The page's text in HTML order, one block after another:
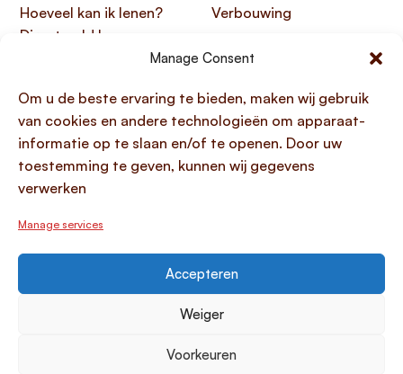
Manage Consent
Om u de beste ervaring te bieden, maken wij gebruik
van cookies en andere technologieën om apparaat-
informatie op te slaan en/of te openen. Door uw
toestemming te geven, kunnen wij gegevens
verwerken
Manage services
Accepteren
Weiger
Voorkeuren
Hoeveel kan ik lenen?
Direct geld lenen
Verbouwing
Over ons
Klantenservice
Kennisbank
HTML sitemap
Toegankelijkheidsverklaring
Papendorpseweg 99,
3528 BJ Utrecht
KvK 76100200
AFM 12047091
© 1996 - 2026 Lening.com